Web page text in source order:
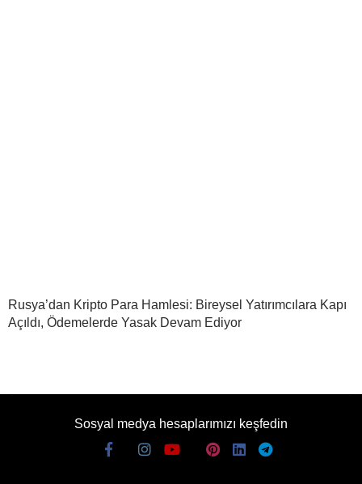
Rusya’dan Kripto Para Hamlesi: Bireysel Yatırımcılara Kapı
Açıldı, Ödemelerde Yasak Devam Ediyor
Sosyal medya hesaplarımızı keşfedin